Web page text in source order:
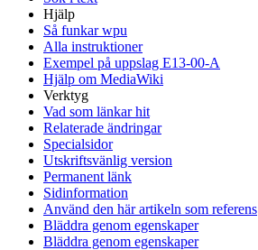
Hjälp
Så funkar wpu
Alla instruktioner
Exempel på uppslag E13-00-A
Hjälp om MediaWiki
Verktyg
Vad som länkar hit
Relaterade ändringar
Specialsidor
Utskriftsvänlig version
Permanent länk
Sidinformation
Använd den här artikeln som referens
Bläddra genom egenskaper
Bläddra genom egenskaper